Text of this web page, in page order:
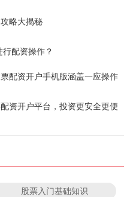
略大揭秘
配资操作？
配资开户手机版涵盖一应操作
资开户平台，投资更安全更便
股票入门基础知识